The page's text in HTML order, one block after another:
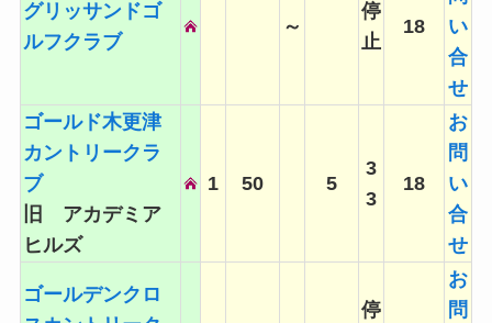
グリッサンドゴ
ルフクラブ
～
停
止
18
い
合
せ
ゴールド木更津
カントリークラ
ブ
旧 アカデミア
ヒルズ
1 50 5
3
3
18
お
問
い
合
せ
ゴールデンクロ
停
お
問